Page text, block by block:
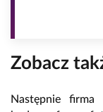
Zobacz
Następnie